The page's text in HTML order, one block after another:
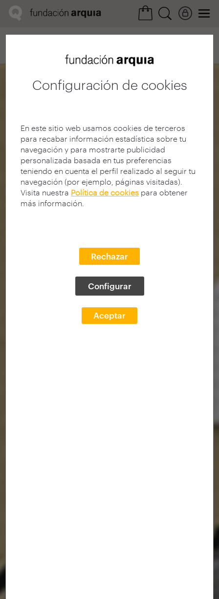
Configuración de cookies
En este sitio web usamos cookies de terceros
para recabar información estadística sobre tu
navegación y para mostrarte publicidad
personalizada basada en tus preferencias
teniendo en cuenta el perfil realizado al seguir tu
navegación (por ejemplo, páginas visitadas).
Visita nuestra Política de cookies para obtener
más información.
Rechazar
Configurar
Aceptar